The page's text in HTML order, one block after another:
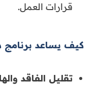
قرارات العمل.
كيف يساعد
تقليل الفاقد